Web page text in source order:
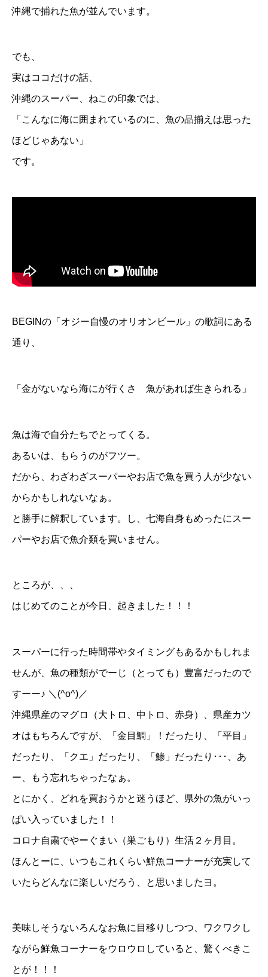
沖縄で捕れた魚が並んでいます。
でも、
実はココだけの話、
沖縄のスーパー、ねこの印象では、
「こんなに海に囲まれているのに、魚の品揃えは思った
ほどじゃあない」
です。
BEGINの「オジー自慢のオリオンビール」の歌詞にある
通り、
「金がないなら海にが行くさ 魚があれば生きられる」
魚は海で自分たちでとってくる。
あるいは、もらうのがフツー。
だから、わざわざスーパーやお店で魚を買う人が少ない
からかもしれないなぁ。
と勝手に解釈しています。し、七海自身もめったにスー
パーやお店で魚介類を買いません。
ところが、、、
はじめてのことが今日、起きました！！！
スーパーに行った時間帯やタイミングもあるかもしれま
せんが、魚の種類がでーじ（とっても）豊富だったので
すーー♪ ＼(^o^)／
沖縄県産のマグロ（大トロ、中トロ、赤身）、県産カツ
オはもちろんですが、「金目鯛」！だったり、「平目」
だったり、「クエ」だったり、「鯵」だったり･･･、あ
ー、もう忘れちゃったなぁ。
とにかく、どれを買おうかと迷うほど、県外の魚がいっ
ぱい入っていました！！
コロナ自粛でやーぐまい（巣ごもり）生活２ヶ月目。
ほんとーに、いつもこれくらい鮮魚コーナーが充実して
いたらどんなに楽しいだろう、と思いましたヨ。
美味しそうないろんなお魚に目移りしつつ、ワクワクし
ながら鮮魚コーナーをウロウロしていると、驚くべきこ
とが！！！